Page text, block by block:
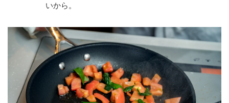
いから。